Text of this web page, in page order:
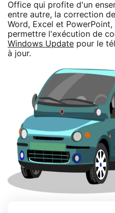
Office qui profite d'un
entre autre, la correction
Word, Excel et
permettre l'exécution de
Windows Update pour le
à jour.